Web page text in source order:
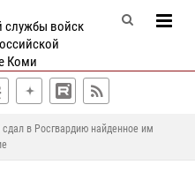
службы войск
Коми
в Росгвардию найденное им